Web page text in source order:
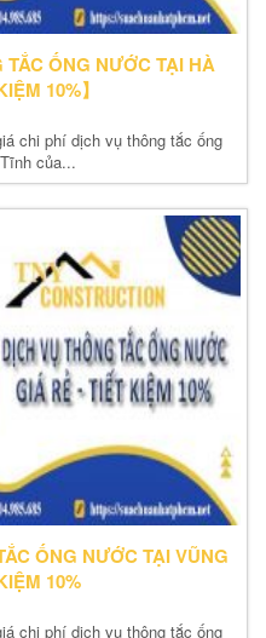
ỐNG NƯỚC TẠI HÀ
10%】
chi phí dịch vụ thông tắc ống
của...
ỐNG NƯỚC TẠI VŨNG
10%
chi phí dịch vụ thông tắc ống